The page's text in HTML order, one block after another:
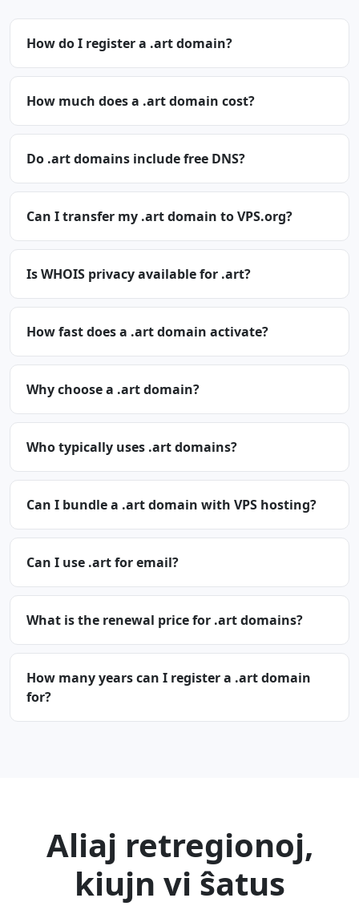
How do I register a .art domain?
How much does a .art domain cost?
Do .art domains include free DNS?
Can I transfer my .art domain to VPS.org?
Is WHOIS privacy available for .art?
How fast does a .art domain activate?
Why choose a .art domain?
Who typically uses .art domains?
Can I bundle a .art domain with VPS hosting?
Can I use .art for email?
What is the renewal price for .art domains?
How many years can I register a .art domain
for?
Aliaj retregionoj,
kiujn vi ŝatus